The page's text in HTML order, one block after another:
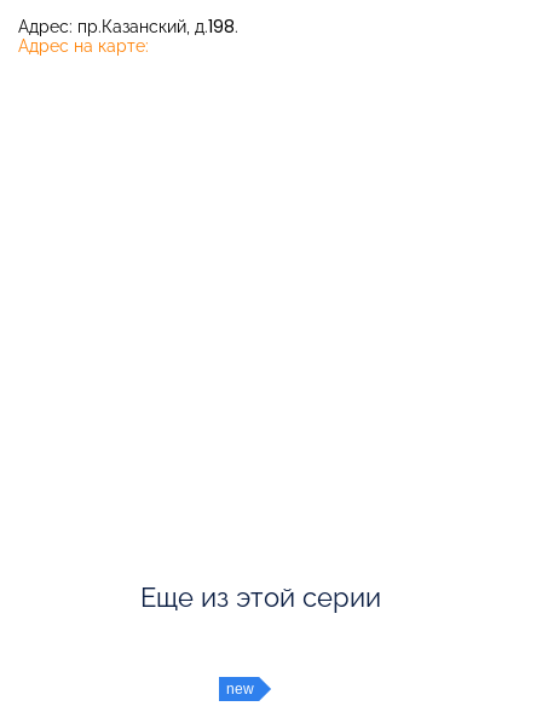
Адрес: пр.Казанский, д.198.
Адрес на карте:
Еще из этой серии
new